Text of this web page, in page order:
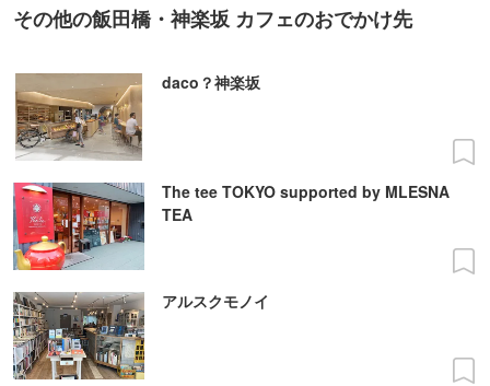
その他の飯田橋・神楽坂 カフェのおでかけ先
daco？神楽坂
The tee TOKYO supported by MLESNA
TEA
アルスクモノイ